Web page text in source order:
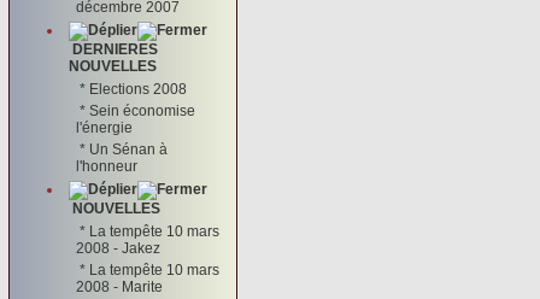
décembre 2007
DERNIERES
NOUVELLES
* Elections 2008
* Sein économise
l'énergie
* Un Sénan à
l'honneur
NOUVELLES
* La tempête 10 mars
2008 - Jakez
* La tempête 10 mars
2008 - Marite